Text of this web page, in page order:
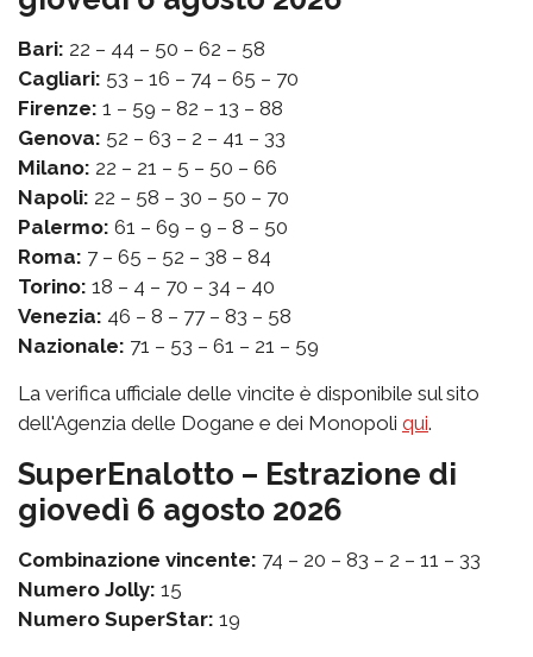
Bari: 22 – 44 – 50 – 62 – 58
Cagliari: 53 – 16 – 74 – 65 – 70
Firenze: 1 – 59 – 82 – 13 – 88
Genova: 52 – 63 – 2 – 41 – 33
Milano: 22 – 21 – 5 – 50 – 66
Napoli: 22 – 58 – 30 – 50 – 70
Palermo: 61 – 69 – 9 – 8 – 50
Roma: 7 – 65 – 52 – 38 – 84
Torino: 18 – 4 – 70 – 34 – 40
Venezia: 46 – 8 – 77 – 83 – 58
Nazionale: 71 – 53 – 61 – 21 – 59
La verifica ufficiale delle vincite è disponibile sul sito
dell'Agenzia delle Dogane e dei Monopoli qui.
SuperEnalotto – Estrazione di
giovedì 6 agosto 2026
Combinazione vincente: 74 – 20 – 83 – 2 – 11 – 33
Numero Jolly: 15
Numero SuperStar: 19